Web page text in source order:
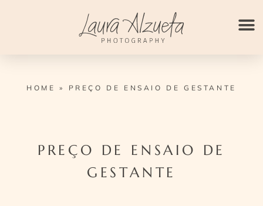
HOME » PREÇO DE ENSAIO DE GESTANTE
PREÇO DE ENSAIO DE
GESTANTE